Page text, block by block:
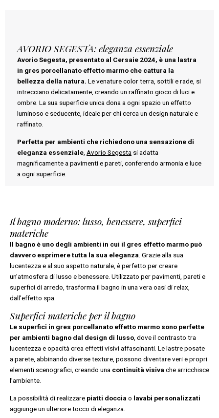
AVORIO SEGESTA: eleganza essenziale
Avorio Segesta, presentato al Cersaie 2024, è una lastra
in gres porcellanato effetto marmo che cattura la
bellezza della natura. Le venature color terra, sottili e rade, si
intrecciano delicatamente, creando un raffinato gioco di luci e
ombre. La sua superficie unica dona a ogni spazio un effetto
luminoso e seducente, ideale per chi cerca un design naturale e
raffinato.
Perfetta per ambienti che richiedono una sensazione di
eleganza essenziale Avorio Segesta si adatta
magnificamente a pavimenti e pareti, conferendo armonia e luce
a ogni superficie.
Il bagno moderno: lusso, benessere, superfici
materiche
Il bagno è uno degli ambienti in cui il gres effetto marmo può
davvero esprimere tutta la sua eleganza . Grazie alla sua
lucentezza e al suo aspetto naturale, è perfetto per creare
un’atmosfera di lusso e benessere. Utilizzato per pavimenti, pareti e
superfici di arredo, trasforma il bagno in una vera oasi di relax,
dall’effetto spa.
Superfici materiche per il bagno
Le superfici in gres porcellanato effetto marmo sono perfette
per ambienti bagno dal design di lusso, dove il contrasto tra
lucentezza e opacità crea effetti visivi affascinanti. Le lastre posate
a parete, abbinando diverse texture, possono diventare veri e propri
elementi scenografici, creando una continuità visiva che arricchisce
l’ambiente.
La possibilità di realizzare piatti doccia o lavabi personalizzati
aggiunge un ulteriore tocco di eleganza.